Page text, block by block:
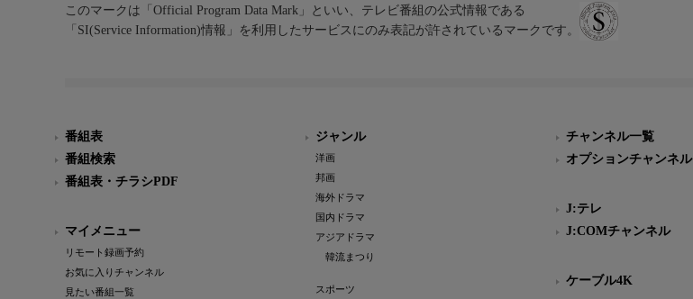
このマークは「Official Program Data Mark」といい、テレビ番組の公式情報である
「SI(Service Information)情報」を利用したサービスにのみ表記が許されているマークです。
番組表
番組検索
番組表・チラシPDF
マイメニュー
リモート録画予約
お気に入りチャンネル
見たい番組一覧
ジャンル
洋画
邦画
海外ドラマ
国内ドラマ
アジアドラマ
韓流まつり
スポーツ
チャンネル一覧
オプションチャンネル
J:テレ
J:COMチャンネル
ケーブル4K